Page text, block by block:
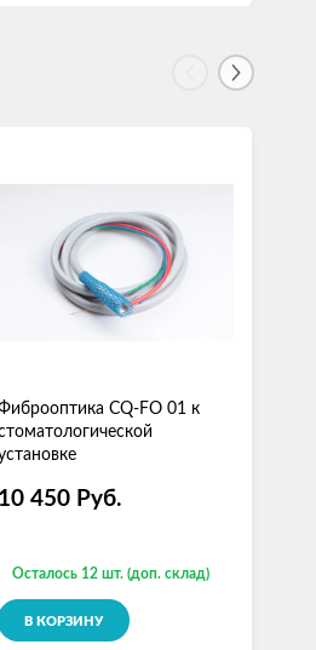
CQ-FO 01 к
10 450 Руб.
Осталось 12 шт. (доп. склад)
В КОРЗИНУ